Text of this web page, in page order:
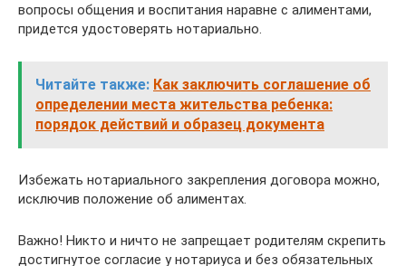
вопросы общения и воспитания наравне с алиментами,
придется удостоверять нотариально.
Читайте также: Как заключить соглашение об
определении места жительства ребенка:
порядок действий и образец документа
Избежать нотариального закрепления договора можно,
исключив положение об алиментах.
Важно! Никто и ничто не запрещает родителям скрепить
достигнутое согласие у нотариуса и без обязательных